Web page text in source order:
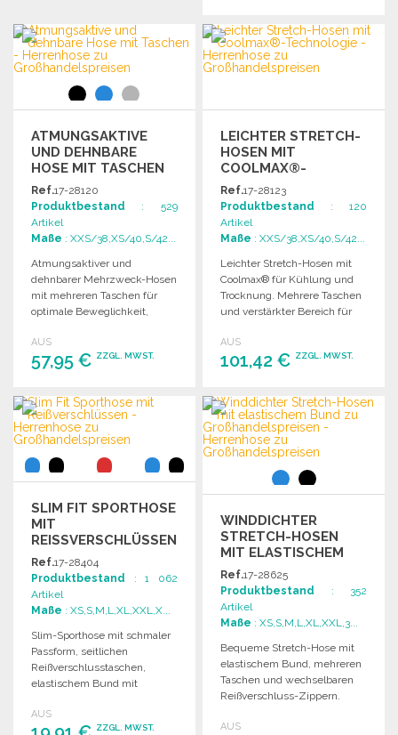
Angebot anfordern BESTELLEN
Angebot anfordern
ATMUNGSAKTIVE
UND DEHNBARE
HOSE MIT TASCHEN
Ref.17-28120
Produktbestand : 529
Artikel
Maße : XXS/38,XS/40,S/42...
Atmungsaktiver und
dehnbarer Mehrzweck-Hosen
mit mehreren Taschen für
optimale Beweglichkeit,
Aufbewahrung.
AUS
57,95 € ZZGL. MWST.
BESTELLEN
Angebot anfordern
LEICHTER STRETCH-
HOSEN MIT
COOLMAX®-
TECHNOLOGIE ZU
GROSSHANDELSPREISEN
Ref.17-28123
Produktbestand : 120
Artikel
Maße : XXS/38,XS/40,S/42...
Leichter Stretch-Hosen mit
Coolmax® für Kühlung und
Trocknung. Mehrere Taschen
und verstärkter Bereich für
AUS
101,42 € ZZGL. MWST.
BESTELLEN
Angebot anfordern
SLIM FIT SPORTHOSE
MIT
REISSVERSCHLÜSSEN
Ref.17-28404
Produktbestand : 1 062
Artikel
Maße : XS,S,M,L,XL,XXL,X...
Slim-Sporthose mit schmaler
Passform, seitlichen
Reißverschlusstaschen,
elastischem Bund mit
und Reißverschluss an den
Knöcheln.
AUS
ZZGL. MWST.
WINDDICHTER
STRETCH-HOSEN
MIT ELASTISCHEM
BUND
Ref.17-28625
Produktbestand : 352
Artikel
Maße : XS,S,M,L,XL,XXL,3...
Bequeme Stretch-Hose mit
elastischem Bund, mehreren
Taschen und wechselbaren
Reißverschluss-Zippern.
strapazierfähig.
AUS